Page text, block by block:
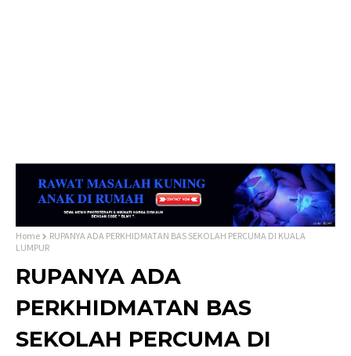
Home
RUPANYA ADA PERKHIDMATAN BAS SEKOLAH PERCUMA DI KUALA
LUMPUR
RUPANYA ADA
PERKHIDMATAN BAS
SEKOLAH PERCUMA DI